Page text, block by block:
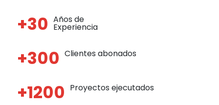
+30 Años de
Experiencia
+300 Clientes abonados
+1200 Proyectos ejecutados